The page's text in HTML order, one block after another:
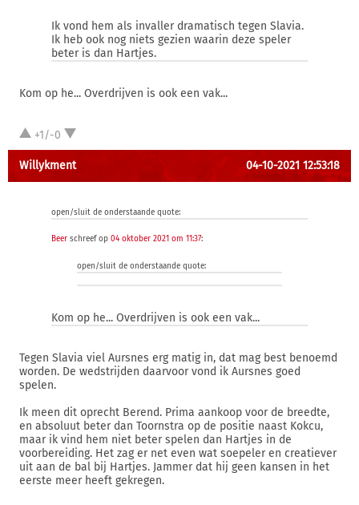
Ik vond hem als invaller dramatisch tegen Slavia.
Ik heb ook nog niets gezien waarin deze speler
beter is dan Hartjes.
Kom op he... Overdrijven is ook een vak...
+1/-0
Willykment 04-10-2021 12:53:18
open/sluit de onderstaande quote:
Beer schreef op 04 oktober 2021 om 11:37:
open/sluit de onderstaande quote:
Kom op he... Overdrijven is ook een vak...
Tegen Slavia viel Aursnes erg matig in, dat mag best benoemd
worden. De wedstrijden daarvoor vond ik Aursnes goed
spelen.
Ik meen dit oprecht Berend. Prima aankoop voor de breedte,
en absoluut beter dan Toornstra op de positie naast Kokcu,
maar ik vind hem niet beter spelen dan Hartjes in de
voorbereiding. Het zag er net even wat soepeler en creatiever
uit aan de bal bij Hartjes. Jammer dat hij geen kansen in het
eerste meer heeft gekregen.